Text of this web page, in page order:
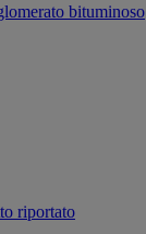
bituminoso
riportato